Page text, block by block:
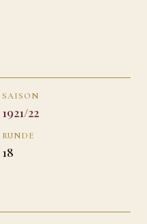
SAISON
1921/22
RUNDE
18